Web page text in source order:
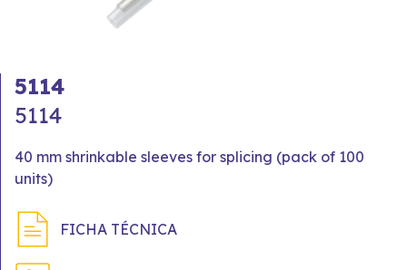
5114
5114
40 mm shrinkable sleeves for splicing (pack of 100
units)
FICHA TÉCNICA